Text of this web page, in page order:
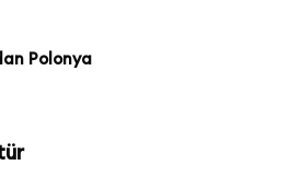
Polonya